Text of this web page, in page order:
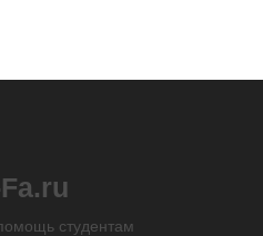
студентам